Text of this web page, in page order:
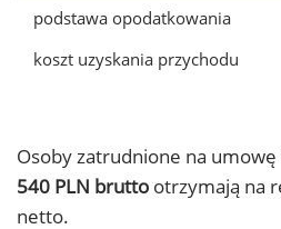
podstawa opodatkowania
koszt uzyskania przychodu
Osoby zatrudnione na umowę
540 PLN brutto otrzymają na
netto.